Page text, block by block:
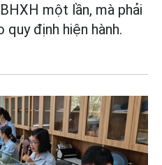
một lần, mà phải
định hiện hành.